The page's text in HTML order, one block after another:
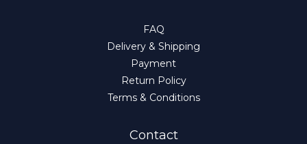
FAQ
Delivery & Shipping
Payment
Return Policy
Terms & Conditions
Contact